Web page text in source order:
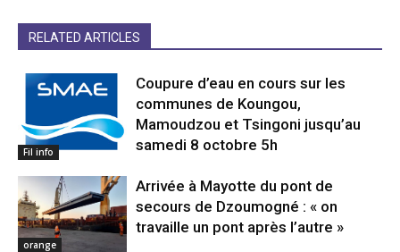
RELATED ARTICLES
Fil info
Coupure d’eau en cours sur les
communes de Koungou,
Mamoudzou et Tsingoni jusqu’au
samedi 8 octobre 5h
orange
Arrivée à Mayotte du pont de
secours de Dzoumogné : « on
travaille un pont après l’autre »